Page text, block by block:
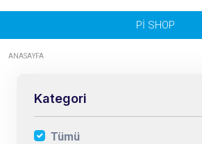
Pİ SHOP
ANASAYFA
Kategori
Tümü